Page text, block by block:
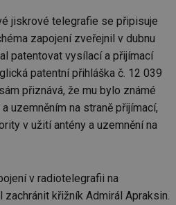
jiskrové telegrafie se připisuje
zapojení zveřejnil v dubnu
patentovat vysílací a přijímací
patentní přihláška č. 12 039
přiznává, že mu bylo známé
uzemněním na straně přijímací,
v užití antény a uzemnění na
v radiotelegrafii na
křižník Admirál Apraksin.